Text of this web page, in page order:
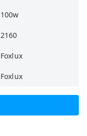
100w
2160
Foxlux
Foxlux